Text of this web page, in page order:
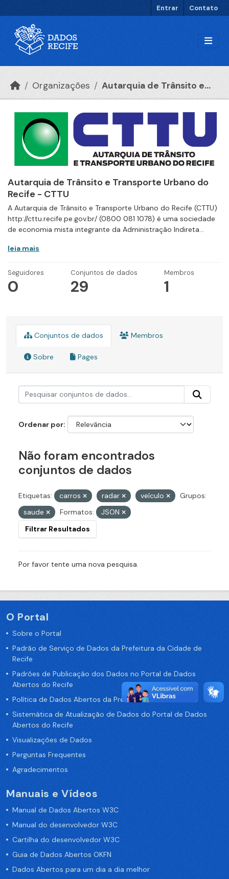
Entrar Contato
Organizações Autarquia de Trânsito e...
Autarquia de Trânsito e Transporte Urbano do
Recife - CTTU
A Autarquia de Trânsito e Transporte Urbano do Recife (CTTU)
http://cttu.recife.pe.gov.br/ (0800 081 1078) é uma sociedade
de economia mista integrante da Administração Indireta...
leia mais
Seguidores
0
Conjuntos de dados
29
Membros
1
Conjuntos de dados Membros
Sobre Pages
Ordenar por
Não foram encontrados
conjuntos de dados
Etiquetas: carros radar veículo
Grupos:
saude
Formatos:
JSON
Filtrar Resultados
Por favor tente uma nova pesquisa.
O Portal
Sobre o Portal
Padrão de Serviço de Dados da Prefeitura da Cidade de
Recife
Padrões de Publicação dos Dados no Portal de Dados
Abertos do Recife
Política de Dados Abertos da Prefeitura do Recife
Sistemática de Atualização de Dados do Portal de Dados
Abertos do Recife
Visualizações de Dados
Perguntas Frequentes
Agradecimentos
Manuais e Vídeos
Manual de Dados Abertos W3C
Manual do desenvolvedor W3C
Cartilha do desenvolvedor W3C
Guia de Dados Abertos OKFN
Dados Abertos para um dia a dia melhor